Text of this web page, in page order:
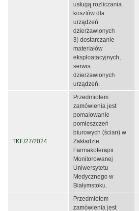
usługą rozliczania
kosztów dla
urządzeń
dzierżawionych
3) dostarczanie
materiałów
eksploatacyjnych,
serwis
dzierżawionych
urządzeń.
TKE/27/2024
Przedmiotem
zamówienia jest
pomalowanie
pomieszczeń
biurowych (ścian) w
Zakładzie
Farmakoterapii
Monitorowanej
Uniwersytetu
Medycznego w
Białymstoku.
Przedmiotem
zamówienia jest